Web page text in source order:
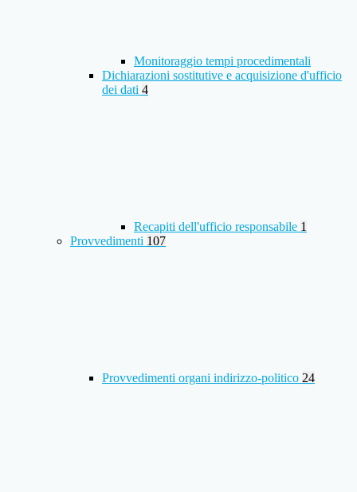
Monitoraggio tempi procedimentali
Dichiarazioni sostitutive e acquisizione d'ufficio
dei dati 4
Recapiti dell'ufficio responsabile 1
Provvedimenti 107
Provvedimenti organi indirizzo-politico 24